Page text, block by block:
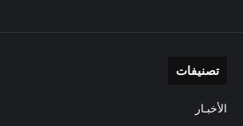
تصنيفات
الأخبـار